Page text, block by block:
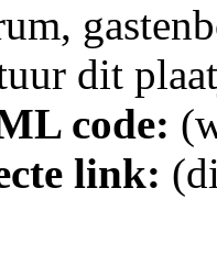
dit
code:
link: